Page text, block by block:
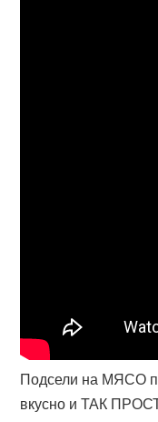
Подсели на МЯСО
вкусно и ТАК